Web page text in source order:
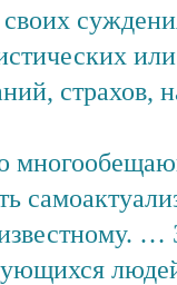
своих
страхов,
…